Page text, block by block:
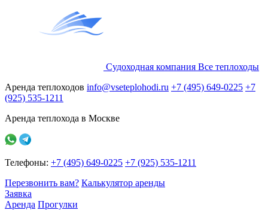
Судоходная компания Все теплоходы
Аренда теплоходов info@vseteplohodi.ru +7 (495) 649-0225 +7
(925) 535-1211
Аренда теплохода в Москве
Телефоны: +7 (495) 649-0225 +7 (925) 535-1211
Перезвонить вам? Калькулятор аренды
Заявка
Аренда Прогулки